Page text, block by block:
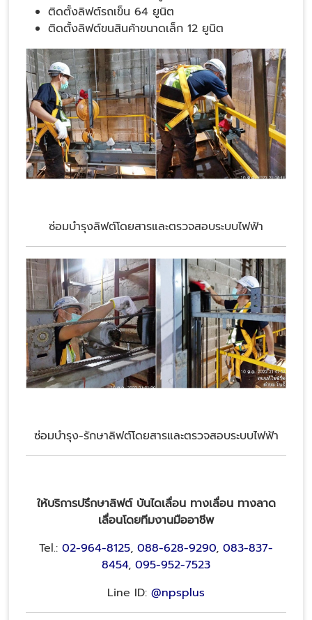
ติดตั้งลิฟต์รถเข็น 64 ยูนิต
ติดตั้งลิฟต์ขนสินค้าขนาดเล็ก 12 ยูนิต
ซ่อมบำรุงลิฟต์โดยสารและตรวจสอบระบบไฟฟ้า
ซ่อมบำรุง-รักษาลิฟต์โดยสารและตรวจสอบระบบไฟฟ้า
ให้บริการปรึกษาลิฟต์ บันไดเลื่อน ทางเลื่อน ทางลาด
เลื่อนโดยทีมงานมืออาชีพ
Tel.: 02-964-8125, 088-628-9290, 083-837-
8454, 095-952-7523
Line ID: @npsplus